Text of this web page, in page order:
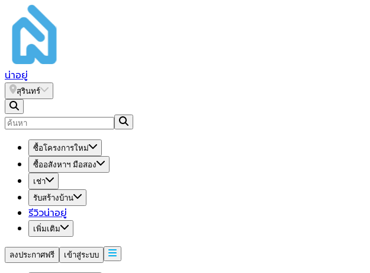
น่าอยู่
สุรินทร์
ซื้อโครงการใหม่
ซื้ออสังหาฯ มือสอง
เช่า
รับสร้างบ้าน
รีวิวน่าอยู่
เพิ่มเติม
ลงประกาศฟรี เข้าสู่ระบบ